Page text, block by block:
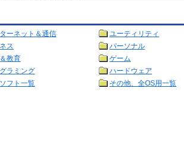
ーネット＆通信
ユーティリティ
ス
パーソナル
教育
ゲーム
ラミング
ハードウェア
フト一覧 その他、全OS用一覧